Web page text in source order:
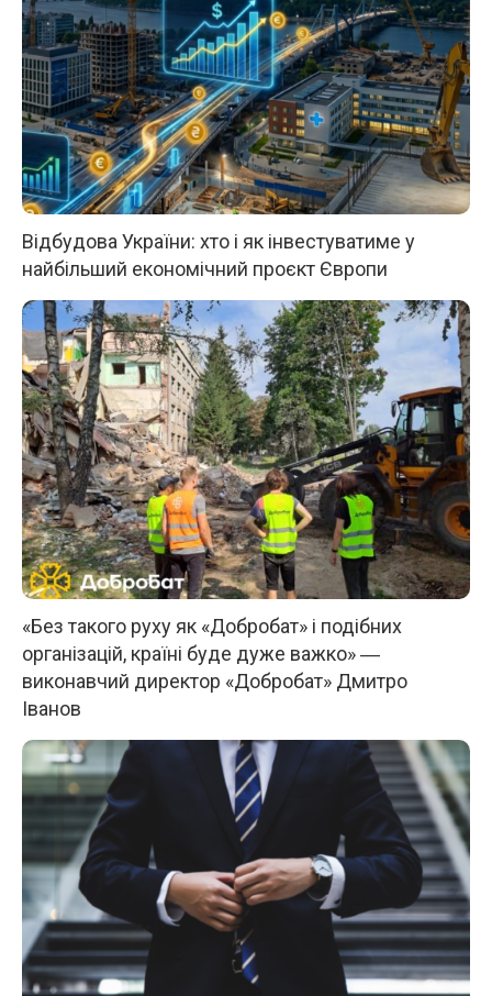
Відбудова України: хто і як інвестуватиме у
найбільший економічний проєкт Європи
«Без такого руху як «Добробат» і подібних
організацій, країні буде дуже важко» ―
виконавчий директор «Добробат» Дмитро
Іванов